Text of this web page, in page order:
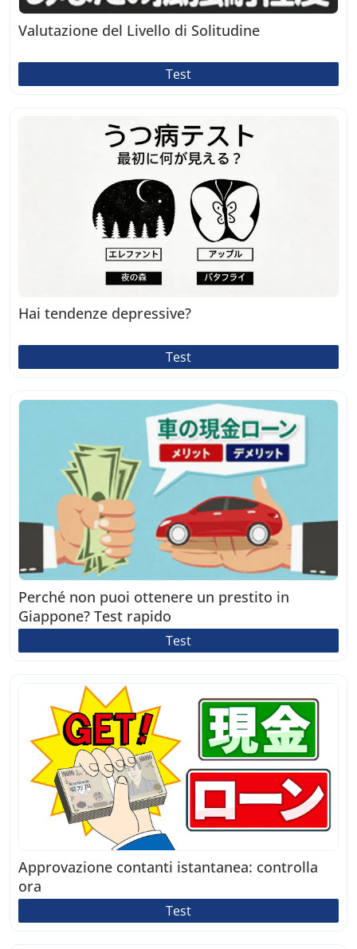
Valutazione del Livello di Solitudine
Test
Hai tendenze depressive?
Test
Perché non puoi ottenere un prestito in
Giappone? Test rapido
Test
Approvazione contanti istantanea: controlla
ora
Test